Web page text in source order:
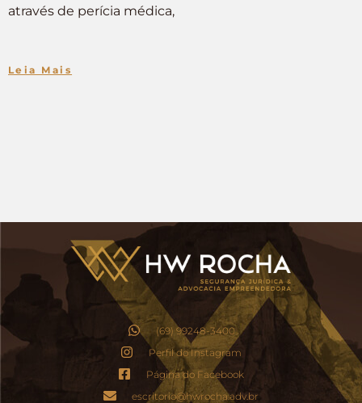
através de perícia médica,
Leia Mais
(69) 99248-3400
Perfil do Instagram
Página do Facebook
escritorio@hwrocha.adv.br